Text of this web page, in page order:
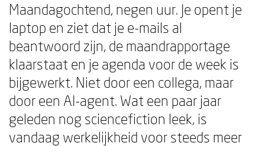
Maandagochtend, negen uur. Je opent je
laptop en ziet dat je e-mails al
beantwoord zijn, de maandrapportage
klaarstaat en je agenda voor de week is
bijgewerkt. Niet door een collega, maar
door een AI-agent. Wat een paar jaar
geleden nog sciencefiction leek, is
vandaag werkelijkheid voor steeds meer